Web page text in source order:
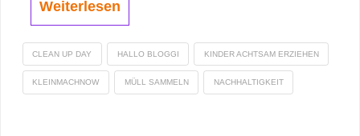
Weiterlesen
CLEAN UP DAY HALLO BLOGGI KINDER ACHTSAM ERZIEHEN
KLEINMACHNOW MÜLL SAMMELN NACHHALTIGKEIT